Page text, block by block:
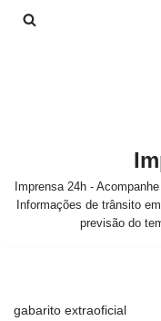
Imprensa 24h -
Informações de trânsito
previsão do
gabarito extraoficial